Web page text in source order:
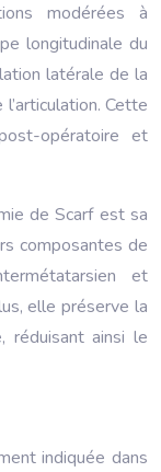
modérées à
longitudinale du
latérale de la
Cette
opératoire et
de Scarf est sa
composantes de
et
elle préserve la
réduisant ainsi le
indiquée dans